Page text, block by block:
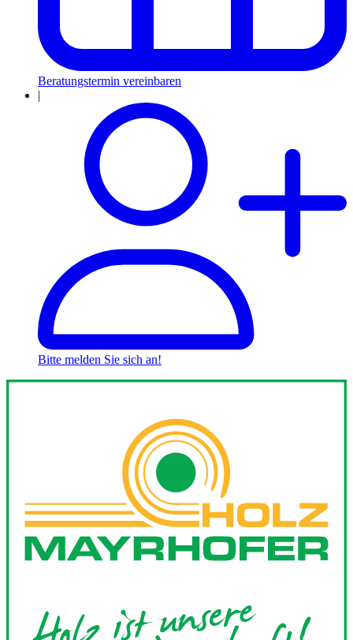
Beratungstermin vereinbaren
|
Bitte melden Sie sich an!